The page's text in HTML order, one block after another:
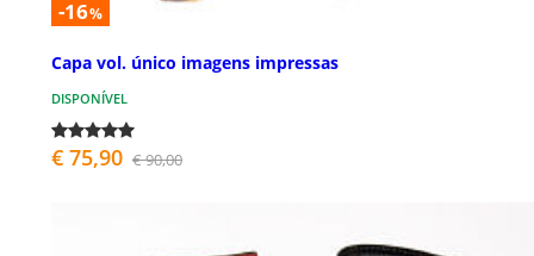
-16%
Capa vol. único imagens impressas
DISPONÍVEL
€ 75,90 € 90,00